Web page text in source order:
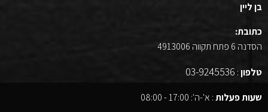
בן ליין
כתובת:
הסדנה 6 פתח תקווה 4913006
טלפון:
03-9245536
שעות פעלות: א'-ה': 17:00 - 08:00